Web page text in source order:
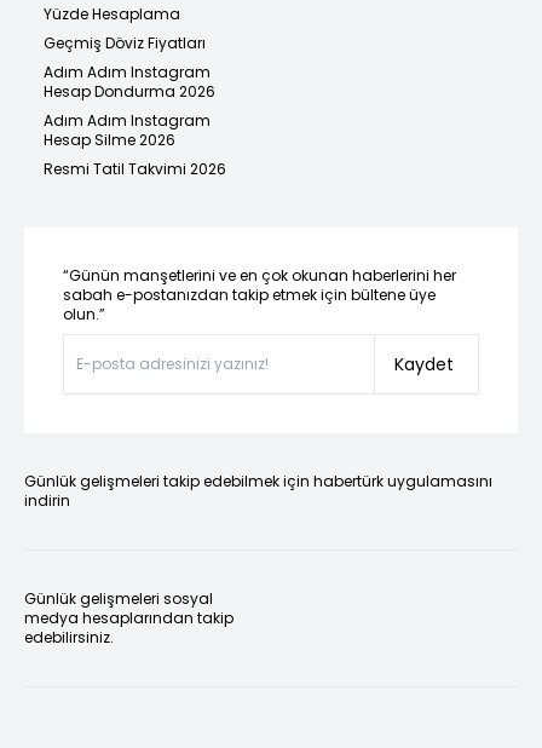
Yüzde Hesaplama
Geçmiş Döviz Fiyatları
Adım Adım Instagram
Hesap Dondurma 2026
Adım Adım Instagram
Hesap Silme 2026
Resmi Tatil Takvimi 2026
“Günün manşetlerini ve en çok okunan haberlerini her
sabah e-postanızdan takip etmek için bültene üye
olun.”
Kaydet
Günlük gelişmeleri takip edebilmek için habertürk uygulamasını
indirin
Günlük gelişmeleri sosyal
medya hesaplarından takip
edebilirsiniz.